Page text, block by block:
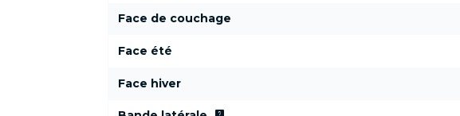
Face de couchage
Face été
Face hiver